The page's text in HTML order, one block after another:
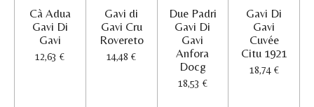
Cà Adua
Gavi Di
Gavi
12,63 €
Gavi di
Gavi Cru
Rovereto
14,48 €
Due Padri
Gavi Di
Gavi
Anfora
Docg
18,53 €
Gavi Di
Gavi
Cuvée
Citu 1921
18,74 €